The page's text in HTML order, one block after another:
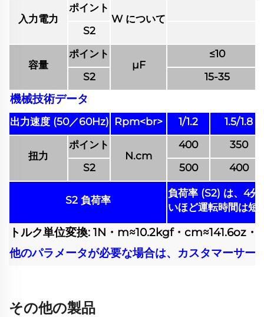
入力電力
ポイント
W について
S2
容量
ポイント
μF
≤10
S2
15-35
機械技術データ
出力速度 (50／60Hz) Rpm<br> 1/1.2 1.5/1.8
扭力
ポイント
N.cm
400
350
S2
500 400
S2 負荷率
負荷率 (S2) は、4分
いほど運転時間は短
トルク単位変換: 1N・m≈10.2kgf・cm≈141.6oz
他のパラメータが必要な場合は、カスタマーサー
その他の製品